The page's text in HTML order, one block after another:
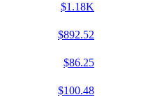
$1.18K
$892.52
$86.25
$100.48